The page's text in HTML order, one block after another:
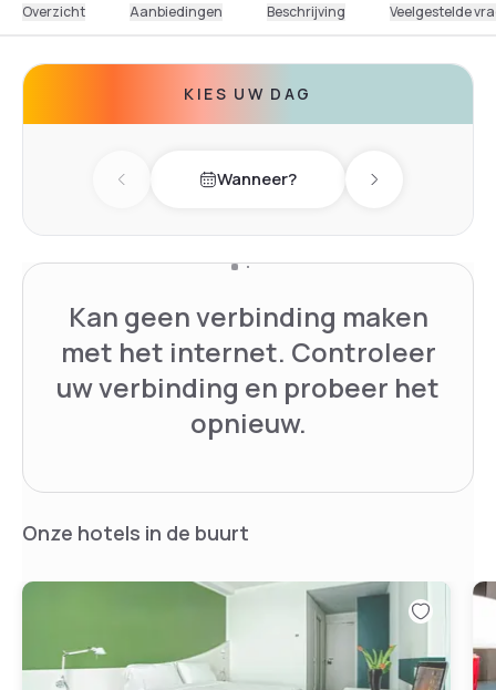
Overzicht Aanbiedingen Beschrijving Veelgestelde
KIES UW DAG
Previous dayWanneer? Next day
Kan geen verbinding maken
met het internet. Controleer
uw verbinding en probeer het
opnieuw.
Onze hotels in de buurt